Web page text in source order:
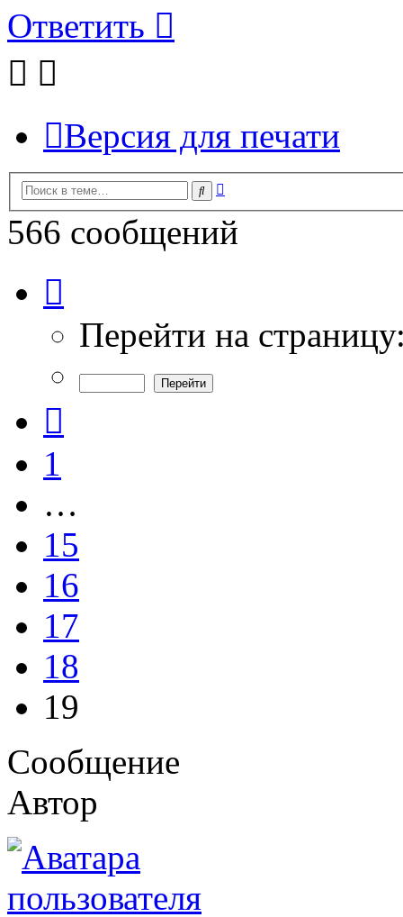
Ответить
Версия для печати
Поиск
566 сообщений
из
Перейти на
1
…
15
16
17
18
19
Сообщение
Автор